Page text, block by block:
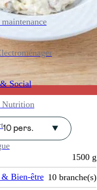
Social
Nutrition
& Bien-être
10 pers.
1500 g
10 branche(s)